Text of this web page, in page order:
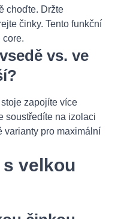
choďte. Držte
činky. Tento funkční
core.
vs. ve
zapojíte více
soustředíte na izolaci
varianty pro maximální
velkou